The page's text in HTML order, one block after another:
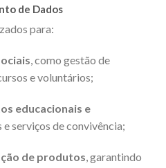
de Dados
para:
, como gestão de
e voluntários;
educacionais e
e serviços de convivência;
de produtos, garantindo